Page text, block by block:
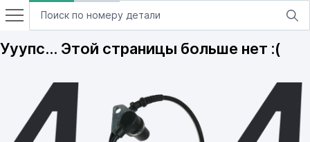
Ууупс… Этой страницы больше нет :(